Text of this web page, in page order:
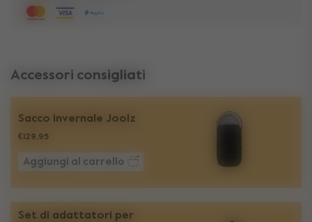
Accessori consigliati
Sacco invernale Joolz
€129,95
Aggiungi al carrello
Set di adattatori per